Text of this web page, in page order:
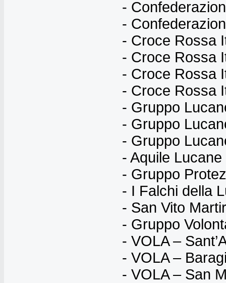
-
-
- Croce Rossa
- Croce Rossa
- Croce Rossa
- Croce Rossa
- Gruppo
- Gruppo
- Gruppo
- Aquile
- Gruppo
- I Falchi della
- San Vito
- Gruppo
- VOLA –
- VOLA –
- VOLA – San